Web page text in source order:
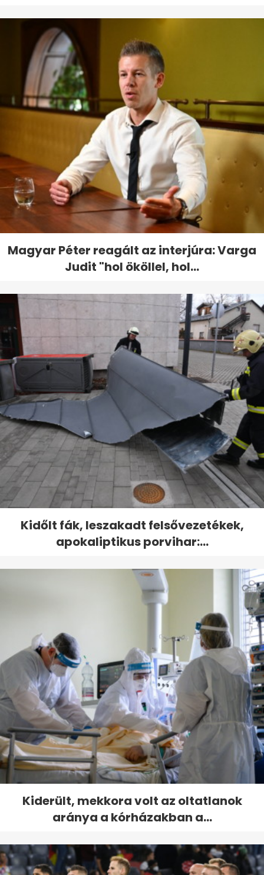
Magyar Péter reagált az interjúra: Varga
Judit "hol ököllel, hol...
Kidőlt fák, leszakadt felsővezetékek,
apokaliptikus porvihar:...
Kiderült, mekkora volt az oltatlanok
aránya a kórházakban a...